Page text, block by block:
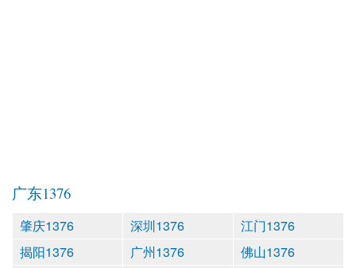
广东1376
肇庆1376 深圳1376
江门1376
揭阳1376
广州1376
佛山1376